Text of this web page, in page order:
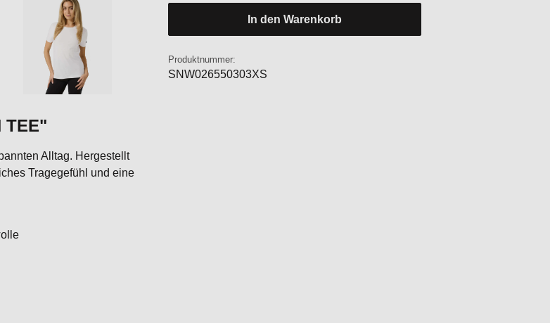
In den Warenkorb
Produktnummer:
SNW026550303XS
TEE"
Alltag. Hergestellt
Tragegefühl und eine